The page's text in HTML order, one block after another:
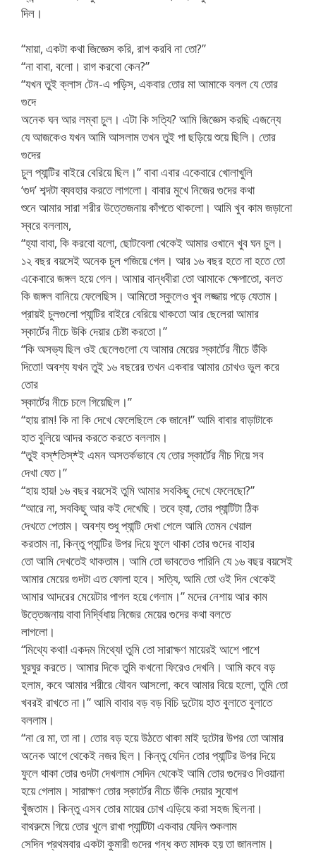
দিল।
“মায়া, একটা কথা জিজ্ঞেস করি, রাগ করবি না তো?”
“না বাবা, বলো। রাগ করবো কেন?”
“যখন তুই ক্লাস টেন-এ পড়িস, একবার তোর মা আমাকে বলল যে তোর
গুদে
অনেক ঘন আর লম্বা চুল। এটা কি সত্যি? আমি জিজ্ঞেস করছি এজন্যে
যে আজকেও যখন আমি আসলাম তখন তুই পা ছড়িয়ে শুয়ে ছিলি। তোর
গুদের
চুল প্যান্টির বাইরে বেরিয়ে ছিল।” বাবা এবার একেবারে খোলাখুলি
‘গুদ’ শব্দটা ব্যবহার করতে লাগলো। বাবার মুখে নিজের গুদের কথা
শুনে আমার সারা শরীর উত্তেজনায় কাঁপতে থাকলো। আমি খুব কাম জড়ানো
স্বরে বললাম,
“হ্যা বাবা, কি করবো বলো, ছোটবেলা থেকেই আমার ওখানে খুব ঘন চুল।
১২ বছর বয়সেই অনেক চুল গজিয়ে গেল। আর ১৬ বছর হতে না হতে তো
একেবারে জঙ্গল হয়ে গেল। আমার বান্ধবীরা তো আমাকে ক্ষেপাতো, বলত
কি জঙ্গল বানিয়ে ফেলেছিস। আমিতো স্কুলেও খুব লজ্জায় পড়ে যেতাম।
প্রায়ই চুলগুলো প্যান্টির বাইরে বেরিয়ে থাকতো আর ছেলেরা আমার
স্কার্টের নীচে উকি দেয়ার চেষ্টা করতো।”
“কি অসভ্য ছিল ওই ছেলেগুলো যে আমার মেয়ের স্কার্টের নীচে উঁকি
দিতো! অবশ্য যখন তুই ১৬ বছরের তখন একবার আমার চোখও ভুল করে
তোর
স্কার্টের নীচে চলে গিয়েছিল।”
“হায় রাম! কি না কি দেখে ফেলেছিলে কে জানে!” আমি বাবার বাড়াটাকে
হাত বুলিয়ে আদর করতে করতে বললাম।
“তুই বস্*তিস্*ই এমন অসতর্কভাবে যে তোর স্কার্টের নীচ দিয়ে সব
দেখা যেত।”
“হায় হায়! ১৬ বছর বয়সেই তুমি আমার সবকিছু দেখে ফেলেছো?”
“আরে না, সবকিছু আর কই দেখেছি। তবে হ্যা, তোর প্যান্টিটা ঠিক
দেখতে পেতাম। অবশ্য শুধু প্যান্টি দেখা গেলে আমি তেমন খেয়াল
করতাম না, কিন্তু প্যান্টির উপর দিয়ে ফুলে থাকা তোর গুদের বাহার
তো আমি দেখতেই থাকতাম। আমি তো ভাবতেও পারিনি যে ১৬ বছর বয়সেই
আমার মেয়ের গুদটা এত ফোলা হবে। সত্যি, আমি তো ওই দিন থেকেই
আমার আদরের মেয়েটার পাগল হয়ে গেলাম।” মদের নেশায় আর কাম
উত্তেজনায় বাবা নির্দ্বিধায় নিজের মেয়ের গুদের কথা বলতে
লাগলো।
“মিথ্যে কথা! একদম মিথ্যে! তুমি তো সারাক্ষণ মায়েরই আশে পাশে
ঘুরঘুর করতে। আমার দিকে তুমি কখনো ফিরেও দেখনি। আমি কবে বড়
হলাম, কবে আমার শরীরে যৌবন আসলো, কবে আমার বিয়ে হলো, তুমি তো
খবরই রাখতে না।” আমি বাবার বড় বড় বিচি দুটোয় হাত বুলাতে বুলাতে
বললাম।
“না রে মা, তা না। তোর বড় হয়ে উঠতে থাকা মাই দুটোর উপর তো আমার
অনেক আগে থেকেই নজর ছিল। কিন্তু যেদিন তোর প্যান্টির উপর দিয়ে
ফুলে থাকা তোর গুদটা দেখলাম সেদিন থেকেই আমি তোর গুদেরও দিওয়ানা
হয়ে গেলাম। সারাক্ষণ তোর স্কার্টের নীচে উঁকি দেয়ার সুযোগ
খুঁজতাম। কিন্তু এসব তোর মায়ের চোখ এড়িয়ে করা সহজ ছিলনা।
বাথরুমে গিয়ে তোর খুলে রাখা প্যান্টিটা একবার যেদিন শুকলাম
সেদিন প্রথমবার একটা কুমারী গুদের গন্ধ কত মাদক হয় তা জানলাম।